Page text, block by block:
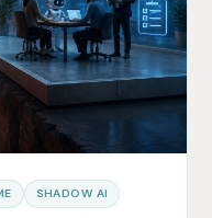
SHADOW AI